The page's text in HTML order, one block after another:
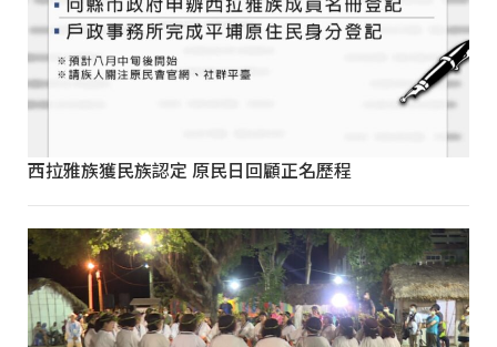
西拉雅族獲民族認定 原民日回顧正名歷程